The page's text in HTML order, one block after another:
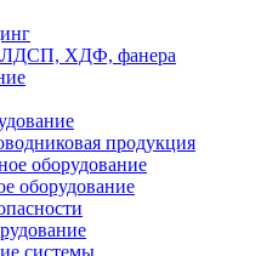
ХДФ, фанера
продукция
оборудование
оборудование
системы